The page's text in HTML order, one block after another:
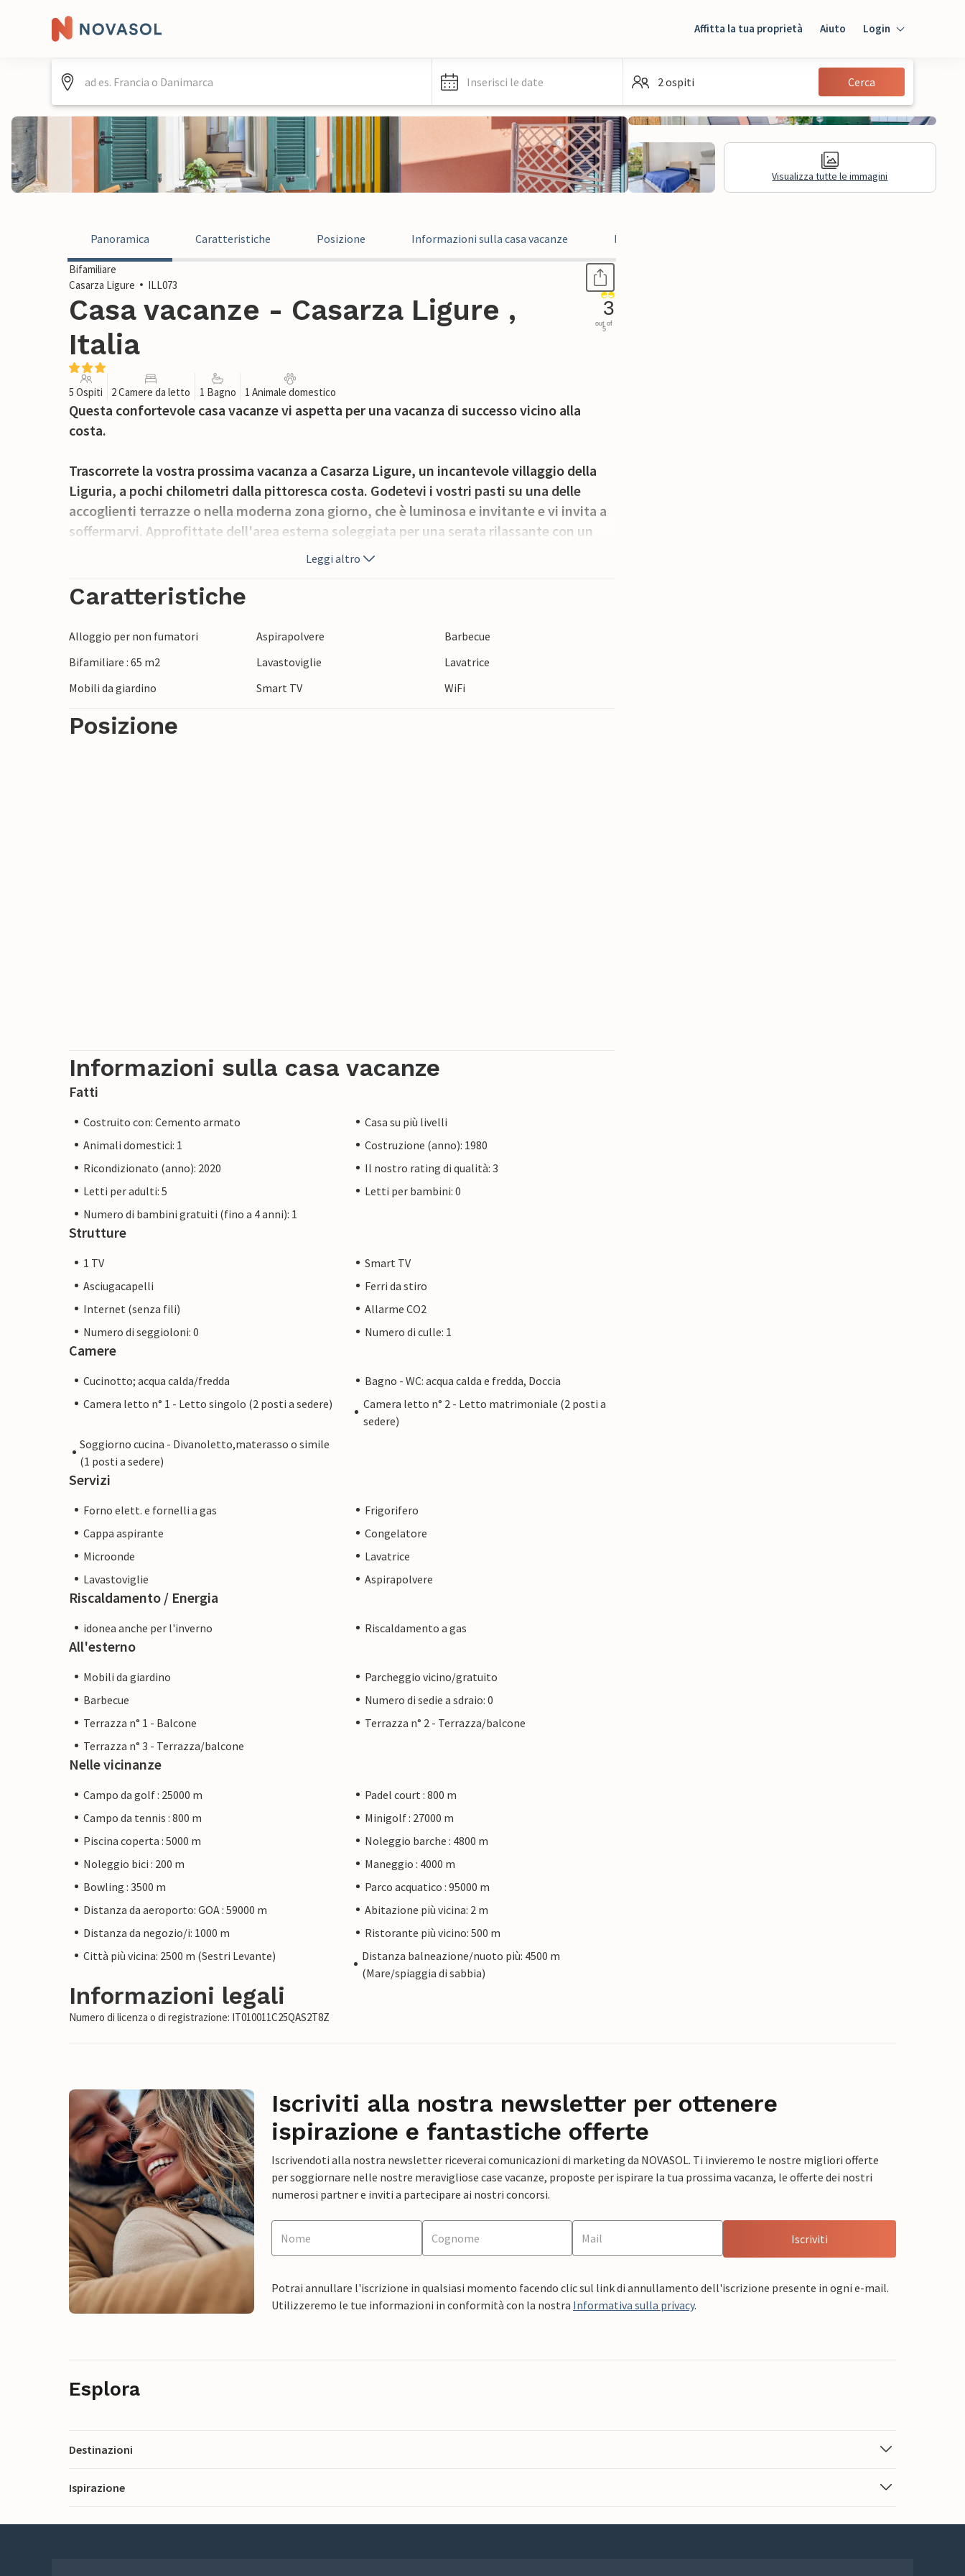
Affitta la tua proprietà Aiuto Login
Ospiti
Inserisci le date 2 ospiti Cerca
Visualizza tutte le immagini
Panoramica Caratteristiche Posizione Informazioni sulla casa vacanze Recensioni
Bifamiliare
Casarza Ligure
ILL073
Casa vacanze - Casarza Ligure ,
Italia
3
out of
5
5 Ospiti 2 Camere da letto 1 Bagno 1 Animale domestico
Questa confortevole casa vacanze vi aspetta per una vacanza di successo vicino alla
costa.
Trascorrete la vostra prossima vacanza a Casarza Ligure, un incantevole villaggio della
Liguria, a pochi chilometri dalla pittoresca costa. Godetevi i vostri pasti su una delle
accoglienti terrazze o nella moderna zona giorno, che è luminosa e invitante e vi invita a
soffermarvi. Approfittate dell'area esterna soleggiata per una serata rilassante con un
Scoprite i dintorni di Casarza Ligure e fate escursioni nel pittoresco paesaggio collinare o
d'auto. Potete anche visitare le incantevoli città costiere come Sestri Levante. Scoprite
di Genova e ammirate l'impressionante varietà di vita marina.
Leggi altro
Caratteristiche
Alloggio per non fumatori Aspirapolvere
Barbecue
Bifamiliare : 65 m2
Lavastoviglie
Lavatrice
Mobili da giardino
Smart TV WiFi
Posizione
Informazioni sulla casa vacanze
Fatti
Costruito con: Cemento armato
Casa su più livelli
Animali domestici: 1
Costruzione (anno): 1980
Ricondizionato (anno): 2020
Il nostro rating di qualità: 3
Letti per adulti: 5
Letti per bambini: 0
Numero di bambini gratuiti (fino a 4 anni): 1
Strutture
1 TV
Smart TV
Asciugacapelli
Ferri da stiro
Internet (senza fili)
Allarme CO2
Numero di seggioloni: 0
Numero di culle: 1
Camere
Cucinotto; acqua calda/fredda
Bagno - WC: acqua calda e fredda, Doccia
Camera letto n° 1 - Letto singolo (2 posti a sedere)
Camera letto n° 2 - Letto matrimoniale (2 posti a
sedere)
Soggiorno cucina - Divanoletto,materasso o simile
(1 posti a sedere)
Servizi
Forno elett. e fornelli a gas
Frigorifero
Cappa aspirante
Congelatore
Microonde
Lavatrice
Lavastoviglie
Aspirapolvere
Riscaldamento / Energia
idonea anche per l'inverno Riscaldamento a gas
All'esterno
Mobili da giardino
Parcheggio vicino/gratuito
Barbecue
Numero di sedie a sdraio: 0
Terrazza n° 1 - Balcone
Terrazza n° 2 - Terrazza/balcone
Terrazza n° 3 - Terrazza/balcone
Nelle vicinanze
Campo da golf : 25000 m
Padel court : 800 m
Campo da tennis : 800 m
Minigolf : 27000 m
Piscina coperta : 5000 m
Noleggio barche : 4800 m
Noleggio bici : 200 m
Maneggio : 4000 m
Bowling : 3500 m
Parco acquatico : 95000 m
Distanza da aeroporto: GOA : 59000 m
Abitazione più vicina: 2 m
Distanza da negozio/i: 1000 m
Ristorante più vicino: 500 m
Città più vicina: 2500 m (Sestri Levante)
Distanza balneazione/nuoto più: 4500 m
(Mare/spiaggia di sabbia)
Informazioni legali
Numero di licenza o di registrazione: IT010011C25QAS2T8Z
Iscriviti alla nostra newsletter per ottenere
ispirazione e fantastiche offerte
Iscrivendoti alla nostra newsletter riceverai comunicazioni di marketing da NOVASOL. Ti invieremo le nostre migliori offerte
per soggiornare nelle nostre meravigliose case vacanze, proposte per ispirare la tua prossima vacanza, le offerte dei nostri
numerosi partner e inviti a partecipare ai nostri concorsi.
Iscriviti
Potrai annullare l'iscrizione in qualsiasi momento facendo clic sul link di annullamento dell'iscrizione presente in ogni e-mail.
Utilizzeremo le tue informazioni in conformità con la nostra Informativa sulla privacy.
Esplora
Destinazioni
Ispirazione